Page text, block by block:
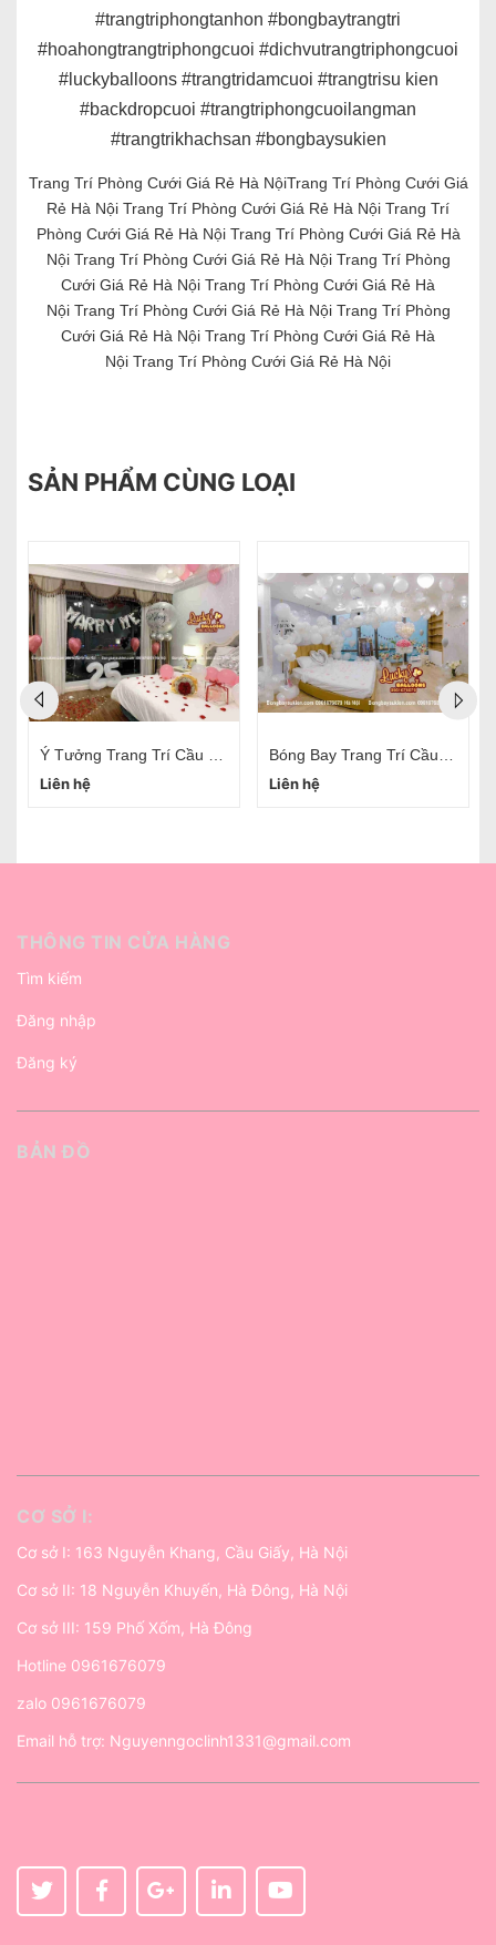
#trangtriphongtanhon #bongbaytrangtri
#hoahongtrangtriphongcuoi #dichvutrangtriphongcuoi
#luckyballoons #trangtridamcuoi #trangtrisu kien
#backdropcuoi #trangtriphongcuoilangman
#trangtrikhachsan #bongbaysukien
Trang Trí Phòng Cưới Giá Rẻ Hà NộiTrang Trí Phòng Cưới Giá
Rẻ Hà Nội Trang Trí Phòng Cưới Giá Rẻ Hà Nội Trang Trí
Phòng Cưới Giá Rẻ Hà Nội Trang Trí Phòng Cưới Giá Rẻ Hà
Nội Trang Trí Phòng Cưới Giá Rẻ Hà Nội Trang Trí Phòng
Cưới Giá Rẻ Hà Nội Trang Trí Phòng Cưới Giá Rẻ Hà
Nội Trang Trí Phòng Cưới Giá Rẻ Hà Nội Trang Trí Phòng
Cưới Giá Rẻ Hà Nội Trang Trí Phòng Cưới Giá Rẻ Hà
Nội Trang Trí Phòng Cưới Giá Rẻ Hà Nội
SẢN PHẨM CÙNG LOẠI
Liên hệ
Liên hệ
THÔNG TIN CỬA HÀNG
Tìm kiếm
Đăng nhập
Đăng ký
BẢN ĐỒ
CƠ SỞ I:
Cơ sở I: 163 Nguyễn Khang, Cầu Giấy, Hà Nội
Cơ sở II: 18 Nguyễn Khuyến, Hà Đông, Hà Nội
Cơ sở III: 159 Phố Xốm, Hà Đông
Hotline 0961676079
zalo 0961676079
Email hỗ trợ: Nguyenngoclinh1331@gmail.com